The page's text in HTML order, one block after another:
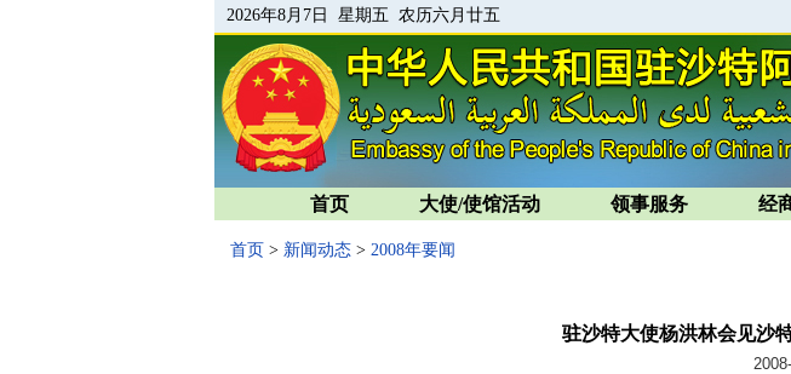
2026年8月7日 星期五 农历六月廿五
首页 大使/使馆活动 领事服务 经
首页 > 新闻动态 > 2008年要闻
驻沙特大使杨洪林会见沙